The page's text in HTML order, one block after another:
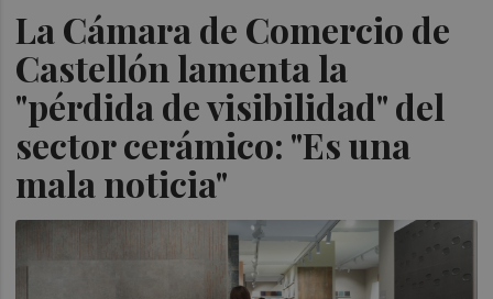
La Cámara de Comercio de
Castellón lamenta la
"pérdida de visibilidad" del
sector cerámico: "Es una
mala noticia"